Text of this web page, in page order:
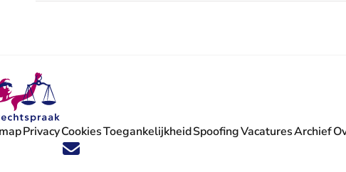
ons op X (Twitter) - U verlaat Rechtspraak.nl
Volg ons op Facebook - U verlaat Rechtspraak.nl
Volg ons op Instagram - U verlaat Rechtspraak.nl
Volg ons op Youtube - U verlaat Rechtspraak.nl
Volg ons op LinkedIn - U verlaat Rechtspraak.nl
'Blijf op de hoogte' nieuwsbrief - U verlaat
PrivacyCookiesToegankelijkheidSpoofingVacatures
- U verlaatArchief